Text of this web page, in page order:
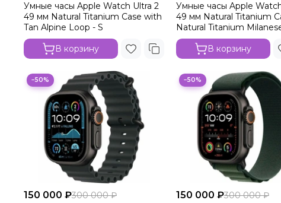
Умные часы Apple Watch Ultra 2
49 мм Natural Titanium Case with
Tan Alpine Loop - S
В корзину
Умные часы Apple
49 мм Natural Titanium
Natural Titanium
S
В корзину
−50%
150 000 ₽300 000 ₽
−50%
150 000 ₽300 000 ₽